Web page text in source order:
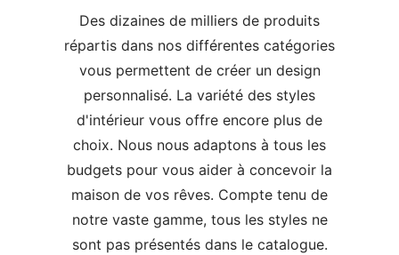
Des dizaines de milliers de produits
répartis dans nos différentes catégories
vous permettent de créer un design
personnalisé. La variété des styles
d'intérieur vous offre encore plus de
choix. Nous nous adaptons à tous les
budgets pour vous aider à concevoir la
maison de vos rêves. Compte tenu de
notre vaste gamme, tous les styles ne
sont pas présentés dans le catalogue.